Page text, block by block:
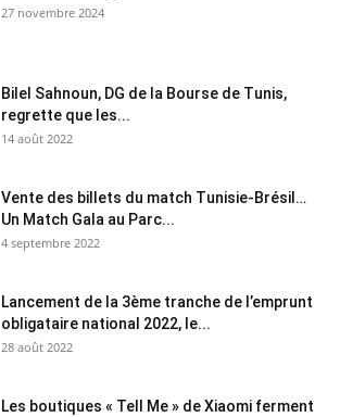
27 novembre 2024
Bilel Sahnoun, DG de la Bourse de Tunis,
regrette que les...
14 août 2022
Vente des billets du match Tunisie-Brésil…
Un Match Gala au Parc...
4 septembre 2022
Lancement de la 3ème tranche de l’emprunt
obligataire national 2022, le...
28 août 2022
Les boutiques « Tell Me » de Xiaomi ferment